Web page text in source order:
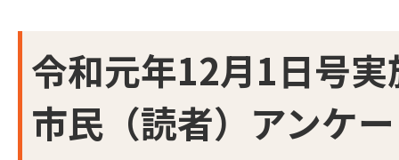
令和元年12月1日号
市民（読者）アンケ